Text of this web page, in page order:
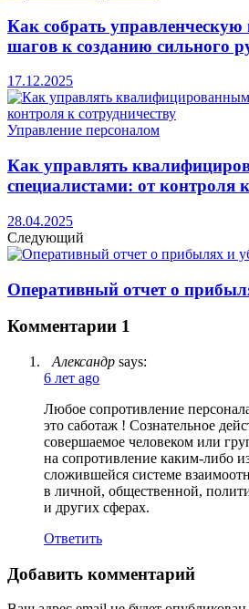
Как собрать управленческую
шагов к созданию сильного
17.12.2025
Управление персоналом
Как управлять
специалистами: от контроля
28.04.2025
Следующий
Оперативный отчет о
Комментарии 1
Александр says:
6 лет ago
Любое сопротивление
это саботаж ! Сознательное
совершаемое человеком или
на сопротивление каким-либо
сложившейся системе
в личной, общественной,
и других сферах.
Ответить
Добавить комментарий